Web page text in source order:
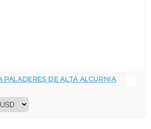
PALADERES DE ALTA ALCURNIA